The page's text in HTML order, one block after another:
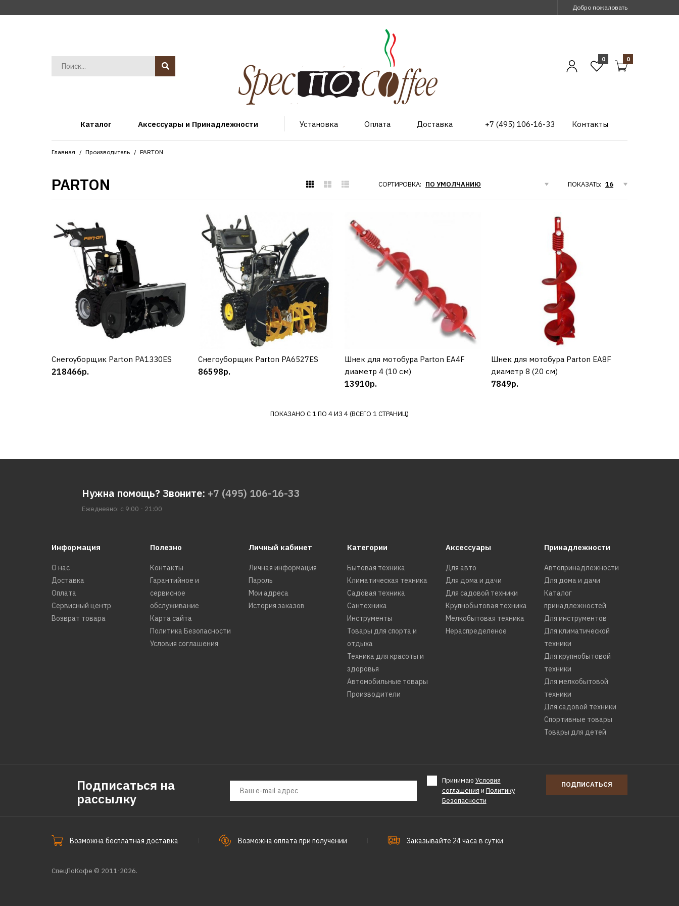
Добро пожаловать
0 0
Каталог Аксессуары и Принадлежности Установка Оплата Доставка +7 (495) 106-16-33 Контакты
Главная Производитель PARTON
PARTON СОРТИРОВКА: ПОКАЗАТЬ:
Снегоуборщик Parton
PA1330ES
218466р.
ДОБАВИТЬ В ПОЖЕЛАНИЯ
Снегоуборщик Parton
Шнек для мотобура Parton
EA4F диаметр 4 (10 см)
13910р.
КУПИТЬ
Шнек для мотобура Parton
EA8F диаметр 8 (20 см)
7849р.
КУПИТЬ
Снегоуборщик Parton PA1330ES
218466р.
КУПИТЬ
Снегоуборщик Parton PA6527ES
86598р.
КУПИТЬ
Шнек для мотобура Parton EA4F
диаметр 4 (10 см)
13910р.
КУПИТЬ
Шнек для мотобура Parton EA8F
диаметр 8 (20 см)
7849р.
ПОКАЗАНО С 1 ПО 4 ИЗ 4 (ВСЕГО 1 СТРАНИЦ)
Нужна помощь? Звоните: +7 (495) 106-16-33
Ежедневно: с 9:00 - 21:00
Информация
О нас
Доставка
Оплата
Сервисный центр
Возврат товара
Полезно
Контакты
Гарантийное и
сервисное
обслуживание
Карта сайта
Политика Безопасности
Условия соглашения
Личный кабинет
Личная информация
Пароль
Мои адреса
История заказов
Категории
Бытовая техника
Климатическая техника
Садовая техника
Сантехника
Инструменты
Товары для спорта и
отдыха
Техника для красоты и
здоровья
Автомобильные товары
Производители
Аксессуары
Для авто
Для дома и дачи
Для садовой техники
Крупнобытовая техника
Мелкобытовая техника
Нераспределеное
Принадлежности
Автопринадлежности
Для дома и дачи
Каталог
принадлежностей
Для инструментов
Для климатической
техники
Для крупнобытовой
техники
Для мелкобытовой
техники
Для садовой техники
Спортивные товары
Товары для детей
Подписаться на
рассылку
Принимаю Условия
соглашения и Политику
Безопасности
ПОДПИСАТЬСЯ
Возможна бесплатная доставка Возможна оплата при получении Заказывайте 24 часа в сутки
СпецПоКофе © 2011-2026.